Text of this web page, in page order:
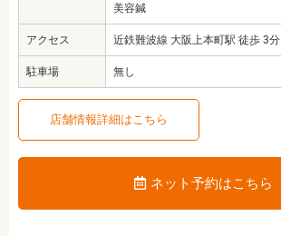
美容鍼
アクセス 近鉄難波線 大阪上本町駅 徒歩 3分
駐車場 無し
店舗情報詳細はこちら
ネット予約はこちら